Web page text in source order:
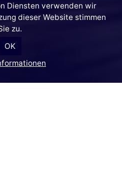
Diensten verwenden wir
dieser Website stimmen
zu.
OK